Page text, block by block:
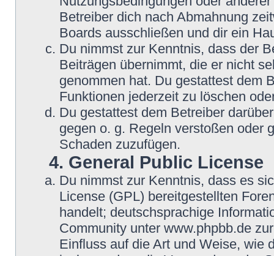
Betreiber dich nach Abmahnung
Boards ausschließen und dir ein
Du nimmst zur Kenntnis, dass der
Beiträgen übernimmt, die er nicht
genommen hat. Du gestattest dem
Funktionen jederzeit zu löschen
Du gestattest dem Betreiber
gegen o. g. Regeln verstoßen oder
Schaden zuzufügen.
4. General Public License
Du nimmst zur Kenntnis, dass es
License (GPL) bereitgestellten
handelt; deutschsprachige
Community unter www.phpbb.de
Einfluss auf die Art und Weise, wie